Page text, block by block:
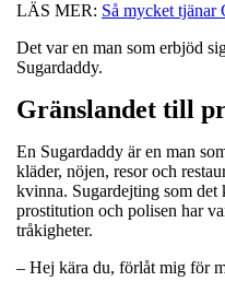
LÄS MER: Så mycket tjänar
Det var en man som erbjöd
Sugardaddy.
Gränslandet till
En Sugardaddy är en man
kläder, nöjen, resor och
kvinna. Sugardejting som det
prostitution och polisen har
tråkigheter.
– Hej kära du, förlåt mig för